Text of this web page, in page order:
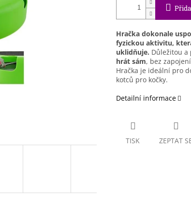
Hračka dokonale
fyzickou aktivitu,
uklidňuje. Důležitou a
hrát sám, bez
Hračka je ideální pro
kotců pro kočky.
Detailní informace
TISK ZEPTAT